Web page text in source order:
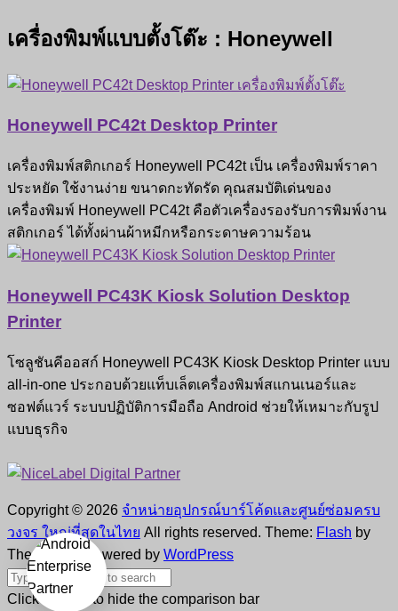
เครื่องพิมพ์แบบตั้งโต๊ะ : Honeywell
Honeywell PC42t Desktop Printer
เครื่องพิมพ์สติกเกอร์ Honeywell PC42t เป็น เครื่องพิมพ์ราคา
ประหยัด ใช้งานง่าย ขนาดกะทัดรัด คุณสมบัติเด่นของ
เครื่องพิมพ์ Honeywell PC42t คือตัวเครื่องรองรับการพิมพ์งาน
สติกเกอร์ ได้ทั้งผ่านผ้าหมีกหรือกระดาษความร้อน
Honeywell PC43K Kiosk Solution Desktop
Printer
โซลูชันคีออสก์ Honeywell PC43K Kiosk Desktop Printer แบบ
all-in-one ประกอบด้วยแท็บเล็ตเครื่องพิมพ์สแกนเนอร์และ
ซอฟต์แวร์ ระบบปฏิบัติการมือถือ Android ช่วยให้เหมาะกับรูป
แบบธุรกิจ
Copyright © 2026 จำหน่ายอุปกรณ์บาร์โค้ดและศูนย์ซ่อมครบ
วงจร ใหญ่ที่สุดในไทย All rights reserved. Theme: Flash by
ThemeGrill. Powered by WordPress
Click outside to hide the comparison bar